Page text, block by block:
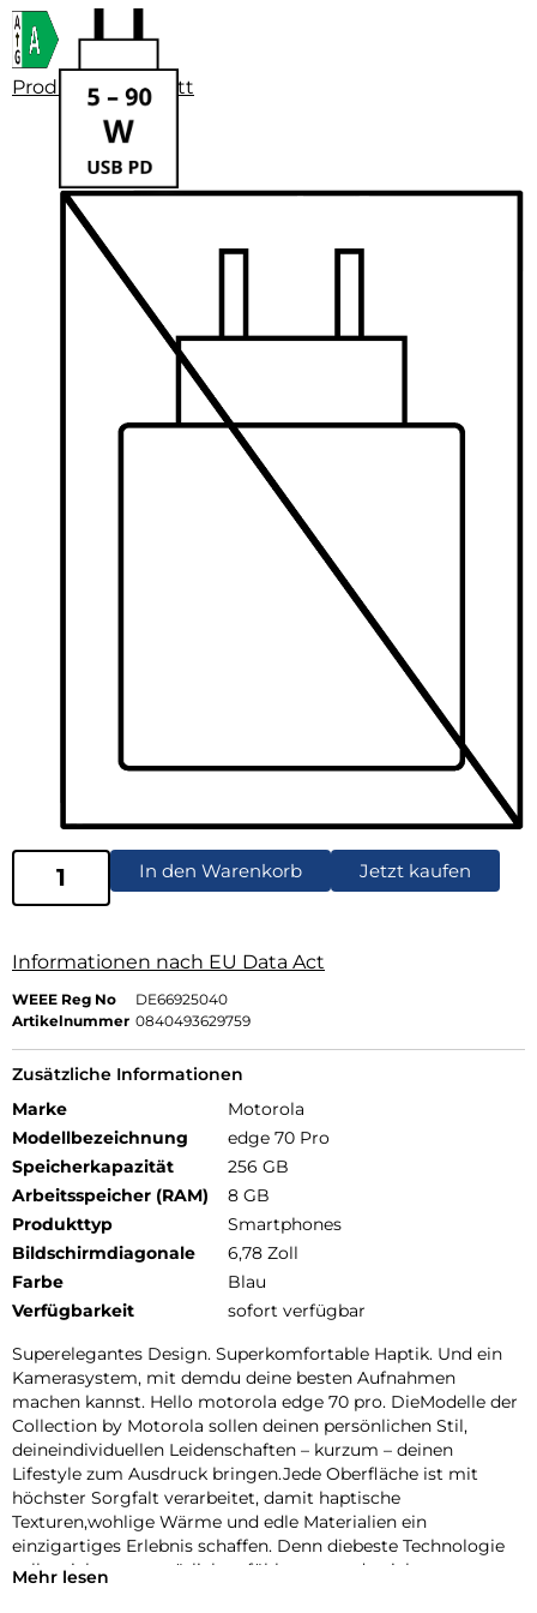
Produktdatenblatt
In den Warenkorb Jetzt kaufen
Informationen nach EU Data Act
WEEE Reg No
DE66925040
Artikelnummer 0840493629759
Zusätzliche Informationen
Marke
Motorola
Modellbezeichnung
edge 70 Pro
Speicherkapazität
256 GB
Arbeitsspeicher (RAM)
8 GB
Produkttyp
Smartphones
Bildschirmdiagonale
6,78 Zoll
Farbe
Blau
Verfügbarkeit
sofort verfügbar
Superelegantes Design. Superkomfortable Haptik. Und ein
Kamerasystem, mit demdu deine besten Aufnahmen
machen kannst. Hello motorola edge 70 pro. DieModelle der
Collection by Motorola sollen deinen persönlichen Stil,
deineindividuellen Leidenschaften – kurzum – deinen
Lifestyle zum Ausdruck bringen.Jede Oberfläche ist mit
höchster Sorgfalt verarbeitet, damit haptische
Texturen,wohlige Wärme und edle Materialien ein
einzigartiges Erlebnis schaffen. Denn diebeste Technologie
sollte sich ganz natürlich anfühlen – gerade nicht
Mehr lesen